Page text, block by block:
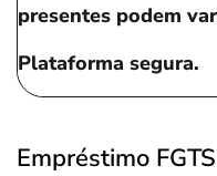
presentes podem
Plataforma segura.
Empréstimo